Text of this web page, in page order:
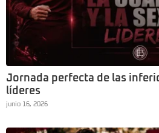
Jornada perfecta de las
líderes
junio 16, 2026